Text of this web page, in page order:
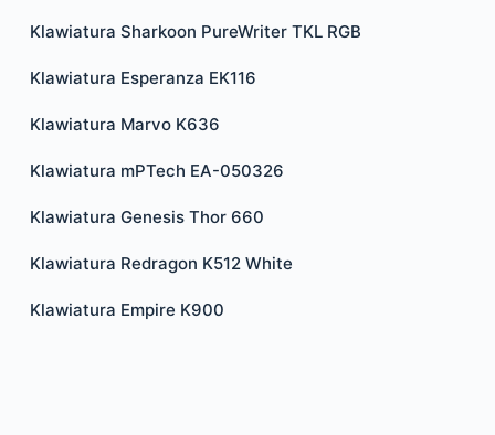
Klawiatura Sharkoon PureWriter TKL RGB
Klawiatura Esperanza EK116
Klawiatura Marvo K636
Klawiatura mPTech EA-050326
Klawiatura Genesis Thor 660
Klawiatura Redragon K512 White
Klawiatura Empire K900